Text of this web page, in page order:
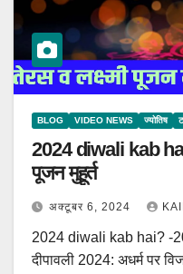
BLOG VIDEO NEWS ज्योतिष
2024 diwali kab hai
पूजन मुहूर्त
अक्टूबर 6, 2024
2024 diwali kab hai? -
दीपावली 2024: अधर्म पर